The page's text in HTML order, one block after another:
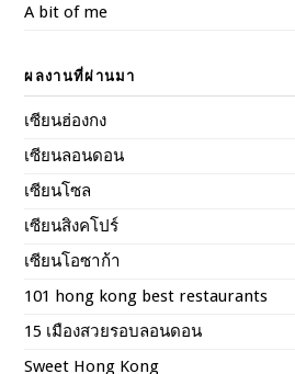
A bit of me
ผลงานที่ผ่านมา
เซียนฮ่องกง
เซียนลอนดอน
เซียนโซล
เซียนสิงคโปร์
เซียนโอซาก้า
101 hong kong best restaurants
15 เมืองสวยรอบลอนดอน
Sweet Hong Kong